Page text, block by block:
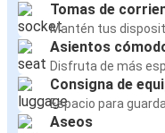
Tomas de
Mantén tus
Asientos
Disfruta de más
Consigna de
Espacio para
Aseos